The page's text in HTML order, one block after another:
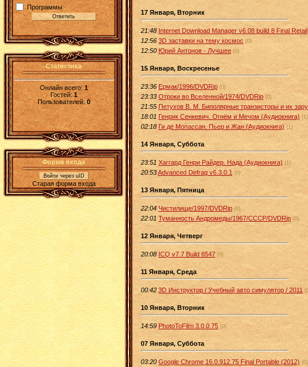
Программы
Статистика
Онлайн всего:1
Гостей:1
Пользователей: 0
Форма входа
Войти через uID
Старая форма входа
17 Января, Вторник
21:48 Internet Download Manager v6.08 build 8 Final Retail
12:56 3D заставки на тему космос (0)
12:50 Юрий Антонов - Лучшее (0)
15 Января, Воскресенье
23:36 Ермак/1996/DVDRip (0)
23:33 Отроки во Вселенной/1974/DVDRip (0)
21:55 Петухов В. М. Биполярные транзисторы и их
18:01 Генрик Сенкевич. Огнём и Мечом (Аудиокнига) (1)
02:18 Ги де Мопассан. Пьер и Жан (Аудиокнига) (1)
14 Января, Суббота
23:51 Хаггард Генри Райдер. Нада (Аудиокнига) (1)
20:53Advanced Defrag v6.3.0.1 (0)
13 Января, Пятница
22:04 Чистилище/1997/DVDRip (0)
22:01 Туманность Андромеды/1967/СССР/DVDRip (0)
12 Января, Четверг
20:08 ICQ v7.7 Build 6547 (0)
11 Января, Среда
00:42 3D Инструктор / Учебный авто симулятор / 2011
10 Января, Вторник
14:59 PhotoToFilm 3.0.0.75 (0)
07 Января, Суббота
03:20 Google Chrome 16.0.912.75 Final Portable (2012) (0)